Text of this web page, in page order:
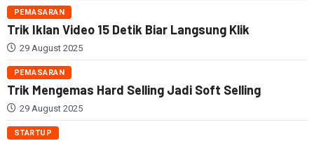
PEMASARAN
Trik Iklan Video 15 Detik Biar Langsung Klik
29 August 2025
PEMASARAN
Trik Mengemas Hard Selling Jadi Soft Selling
29 August 2025
STARTUP